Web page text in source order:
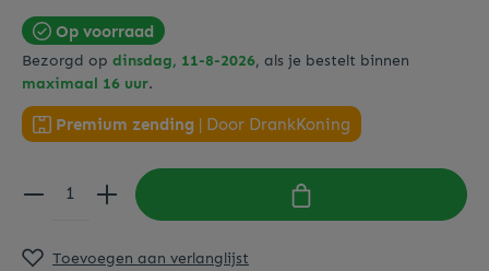
Op voorraad
Bezorgd op dinsdag, 11-8-2026, als je bestelt binnen
maximaal 16 uur.
Premium zending | Door DrankKoning
Toevoegen aan verlanglijst